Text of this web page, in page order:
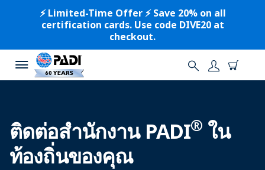
⚡️ Limited-Time Offer ⚡️ Save 20% on all
certification cards. Use code DIVE20 at
checkout.
ติดต่อสำนักงาน PADI® ใน
ท้องถิ่นของคุณ